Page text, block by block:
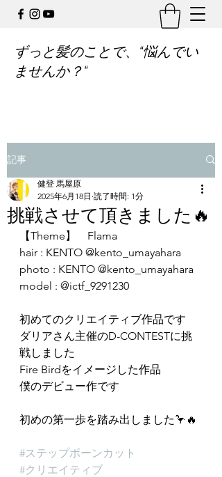
ずっと髪のことで、“悩んでい
ませんか？“
記事
挑戦させて頂きました🔥
健登 馬屋原
2025年6月18日 読了時間: 1分
【Theme】　Flama
hair : KENTO @kento_umayahara
photo : KENTO @kento_umayahara
model : @ictf_9291230
初めてのクリエイティブ作品です
ダリアさん主催のD-CONTESTに挑
戦しました
Fire Birdをイメージした作品
僕のデビュー作です
初めの第一歩を踏み出しました🦩🔥
#ステップボーンカット
#クリエイティブ